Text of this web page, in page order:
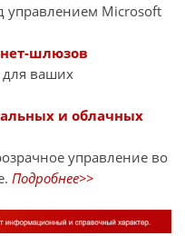
управлением Microsoft
шлюзов
для ваших
и облачных
управление во
Подробнее>>